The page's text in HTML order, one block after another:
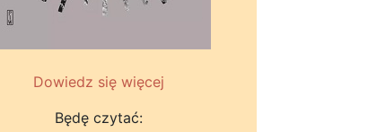
Dowiedz się więcej
Będę czytać: